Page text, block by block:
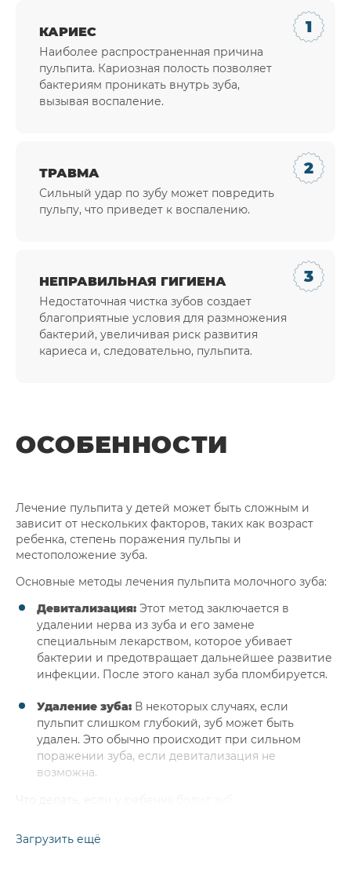
КАРИЕС
Наиболее распространенная причина
пульпита. Кариозная полость позволяет
бактериям проникать внутрь зуба,
вызывая воспаление.
ТРАВМА
Сильный удар по зубу может повредить
пульпу, что приведет к воспалению.
НЕПРАВИЛЬНАЯ ГИГИЕНА
Недостаточная чистка зубов создает
благоприятные условия для размножения
бактерий, увеличивая риск развития
кариеса и, следовательно, пульпита.
ОСОБЕННОСТИ
Лечение пульпита у детей может быть сложным и
зависит от нескольких факторов, таких как возраст
ребенка, степень поражения пульпы и
местоположение зуба.
Основные методы лечения пульпита молочного зуба:
Девитализация: Этот метод заключается в
удалении нерва из зуба и его замене
специальным лекарством, которое убивает
бактерии и предотвращает дальнейшее развитие
инфекции. После этого канал зуба пломбируется.
Удаление зуба: В некоторых случаях, если
пульпит слишком глубокий, зуб может быть
удален. Это обычно происходит при сильном
поражении зуба, если девитализация не
возможна.
запишите ребенка на прием к стоматологу, чтобы
Загрузить ещё